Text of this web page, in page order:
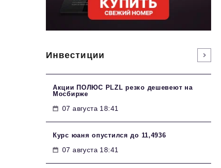
Инвестиции
Акции ПОЛЮС PLZL резко дешевеют на
Мосбирже
07 августа 18:41
Курс юаня опустился до 11,4936
07 августа 18:41